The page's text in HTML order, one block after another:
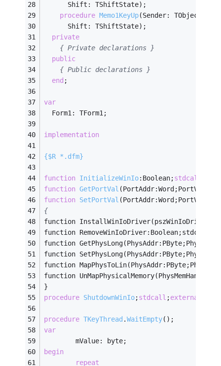
      Shift: TShiftState)
;
procedure Memo1KeyUp(Sender: TObject;
      Shift: TShiftState)
;
private
{ Private declarations }
public
{ Public declarations }
end ;
var
  Form1: TForm1;
implementation
{$R *.dfm}
function InitializeWinIo: Boolean;stdcall
function GetPortVal
function SetPortVal
{
function
function
function
function
function
function
}
procedure ShutdownWinIo;stdcall ;external
procedure TKeyThread .WaitEmpty() ;
var
        mValue: byte;
begin
repeat